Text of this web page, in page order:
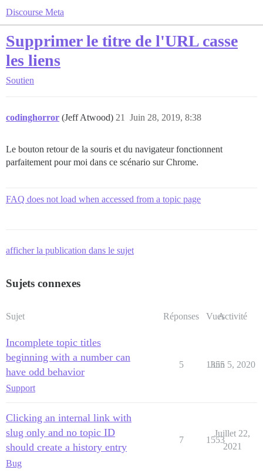
Discourse Meta
Supprimer le titre de l'URL casse
les liens
Soutien
codinghorror (Jeff Atwood) Juin 28, 2019, 8:38
21
Le bouton retour de la souris et du navigateur fonctionnent
parfaitement pour moi dans ce scénario sur Chrome.
FAQ does not load when accessed from a topic page
afficher la publication dans le sujet
Sujets connexes
Sujet Réponses VuesActivité
Incomplete topic titles
beginning with a number can
have odd behavior
Support
5 1355
Juin 5, 2020
Clicking an internal link with
slug only and no topic ID
should create a history entry
Bug
7 1553
Juillet 22,
2021